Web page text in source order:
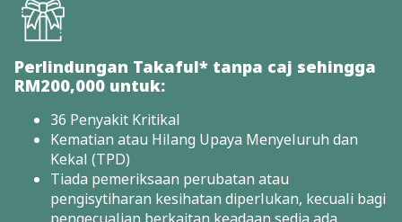
Perlindungan Takaful* tanpa caj sehingga
RM200,000 untuk:
36 Penyakit Kritikal
Kematian atau Hilang Upaya Menyeluruh dan
Kekal (TPD)
Tiada pemeriksaan perubatan atau
pengisytiharan kesihatan diperlukan, kecuali bagi